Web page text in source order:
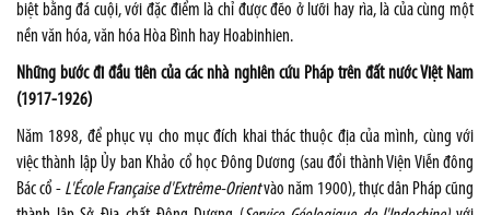
biệt bằng đá cuội, với đặc điểm là chỉ được đẽo ở lưỡi hay rìa, là của cùng một
nền văn hóa, văn hóa Hòa Bình hay Hoabinhien.
Những bước đi đầu tiêncủa các nhà nghiên cứu Pháp trên đất nước Việt Nam
(1917-1926)
Năm 1898, để phục vụ cho mục đích khai thác thuộc địa của mình, cùng với
việc thành lập Ủy ban Khảo cổ học Đông Dương (sau đổi thành Viện Viễn đông
Bác cổ - L'École Française d'Extrême-Orientvào năm 1900), thực dân Pháp cũng